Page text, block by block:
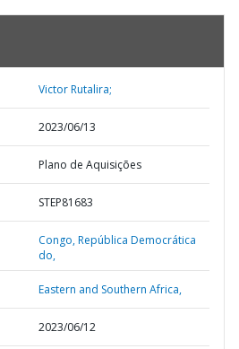
Victor Rutalira;
2023/06/13
Plano de Aquisições
STEP81683
Congo,República Democrática
do,
Eastern and Southern Africa,
2023/06/12